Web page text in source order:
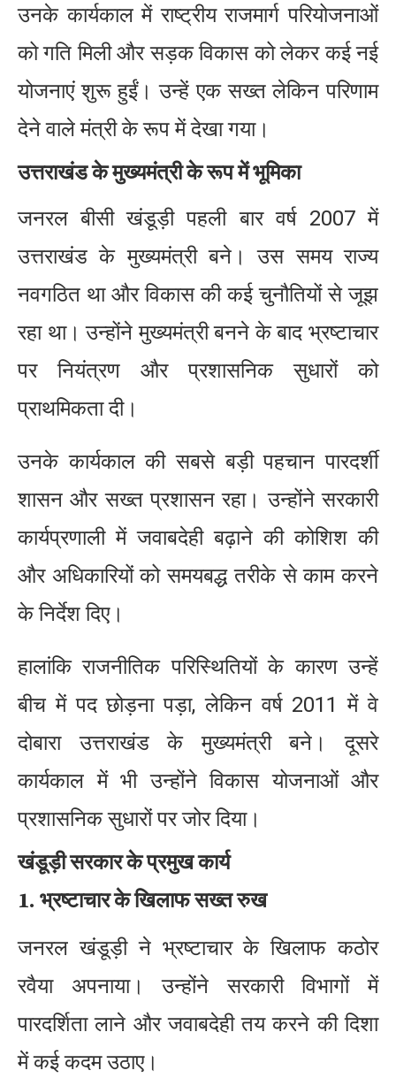
उनके कार्यकाल में राष्ट्रीय राजमार्ग परियोजनाओं
को गति मिली और सड़क विकास को लेकर कई नई
योजनाएं शुरू हुईं। उन्हें एक सख्त लेकिन परिणाम
देने वाले मंत्री के रूप में देखा गया।
उत्तराखंड के मुख्यमंत्री के रूप में भूमिका
जनरल बीसी खंडूड़ी पहली बार वर्ष 2007 में
उत्तराखंड के मुख्यमंत्री बने। उस समय राज्य
नवगठित था और विकास की कई चुनौतियों से जूझ
रहा था। उन्होंने मुख्यमंत्री बनने के बाद भ्रष्टाचार
पर नियंत्रण और प्रशासनिक सुधारों को
प्राथमिकता दी।
उनके कार्यकाल की सबसे बड़ी पहचान पारदर्शी
शासन और सख्त प्रशासन रहा। उन्होंने सरकारी
कार्यप्रणाली में जवाबदेही बढ़ाने की कोशिश की
और अधिकारियों को समयबद्ध तरीके से काम करने
के निर्देश दिए।
हालांकि राजनीतिक परिस्थितियों के कारण उन्हें
बीच में पद छोड़ना पड़ा, लेकिन वर्ष 2011 में वे
दोबारा उत्तराखंड के मुख्यमंत्री बने। दूसरे
कार्यकाल में भी उन्होंने विकास योजनाओं और
प्रशासनिक सुधारों पर जोर दिया।
खंडूड़ी सरकार के प्रमुख कार्य
1. भ्रष्टाचार के खिलाफ सख्त रुख
जनरल खंडूड़ी ने भ्रष्टाचार के खिलाफ कठोर
रवैया अपनाया। उन्होंने सरकारी विभागों में
पारदर्शिता लाने और जवाबदेही तय करने की दिशा
में कई कदम उठाए।